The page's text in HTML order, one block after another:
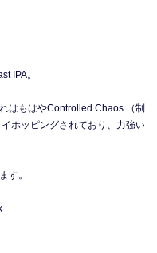
IPA。
はもはやControlled Chaos （制
ホッピングされており、力強い
す。